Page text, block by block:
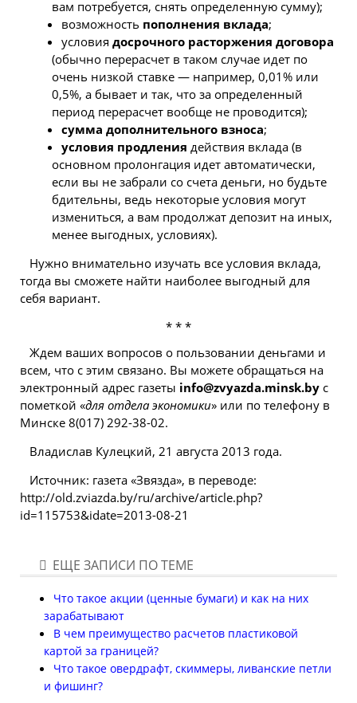
вам потребуется, снять определенную сумму);
возможность пополнения вклада;
условия досрочного расторжения договора
(обычно перерасчет в таком случае идет по
очень низкой ставке — например, 0,01% или
0,5%, а бывает и так, что за определенный
период перерасчет вообще не проводится);
сумма дополнительного взноса;
условия продления действия вклада (в
основном пролонгация идет автоматически,
если вы не забрали со счета деньги, но будьте
бдительны, ведь некоторые условия могут
измениться, а вам продолжат депозит на иных,
менее выгодных, условиях).
Нужно внимательно изучать все условия вклада,
тогда вы сможете найти наиболее выгодный для
себя вариант.
* * *
Ждем ваших вопросов о пользовании деньгами и
всем, что с этим связано. Вы можете обращаться на
электронный адрес газеты info@zvyazda.minsk.by с
пометкой «для отдела экономики» или по телефону в
Минске 8(017) 292-38-02.
Владислав Кулецкий, 21 августа 2013 года.
Источник: газета «Звязда», в переводе:
http://old.zviazda.by/ru/archive/article.php?
id=115753&idate=2013-08-21
ЕЩЕ ЗАПИСИ ПО ТЕМЕ
Что такое акции (ценные бумаги) и как на них
зарабатывают
В чем преимущество расчетов пластиковой
картой за границей?
Что такое овердрафт, скиммеры, ливанские петли
и фишинг?